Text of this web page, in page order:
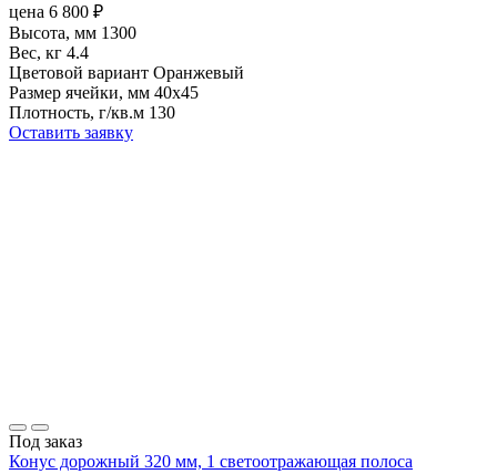
цена 6 800 ₽
Высота, мм 1300
Вес, кг 4.4
Цветовой вариант Оранжевый
Размер ячейки, мм 40х45
Плотность, г/кв.м 130
Оставить заявку
Под заказ
Конус дорожный 320 мм, 1 светоотражающая полоса